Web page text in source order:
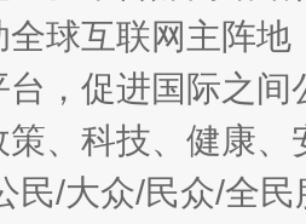
球互联网主阵
台，促进国际之
、科技、健康
民/大众/民众/全